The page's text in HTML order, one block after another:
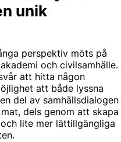
unik
perspektiv möts på
och civilsamhälle.
att hitta någon
att både lyssna
del av samhällsdialogen
dels genom att skapa
lite mer lättillgängliga